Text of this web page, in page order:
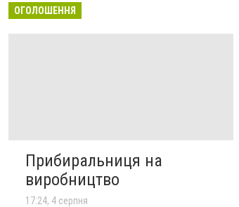
ОГОЛОШЕННЯ
Прибиральниця на
виробництво
17:24, 4 серпня